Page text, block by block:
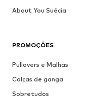
PROMOÇÕES
Pullovers e Malhas
Calças de ganga
Sobretudos
About You Suécia